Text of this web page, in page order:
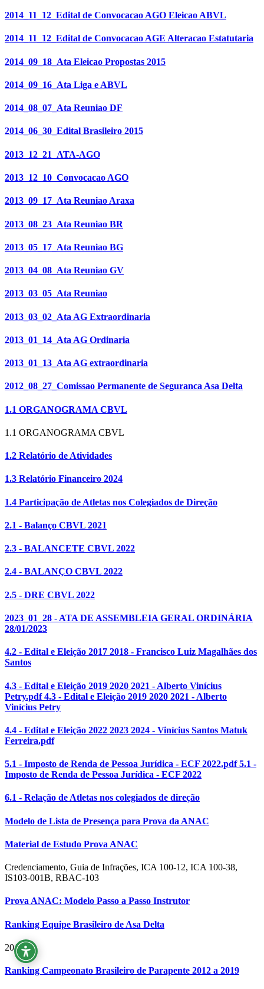
2014_11_12_Edital de Convocacao AGO Eleicao ABVL
2014_11_12_Edital de Convocacao AGE Alteracao Estatutaria
2014_09_18_Ata Eleicao Propostas 2015
2014_09_16_Ata Liga e ABVL
2014_08_07_Ata Reuniao DF
2014_06_30_Edital Brasileiro 2015
2013_12_21_ATA-AGO
2013_12_10_Convocacao AGO
2013_09_17_Ata Reuniao Araxa
2013_08_23_Ata Reuniao BR
2013_05_17_Ata Reuniao BG
2013_04_08_Ata Reuniao GV
2013_03_05_Ata Reuniao
2013_03_02_Ata AG Extraordinaria
2013_01_14_Ata AG Ordinaria
2013_01_13_Ata AG extraordinaria
2012_08_27_Comissao Permanente de Seguranca Asa Delta
1.1 ORGANOGRAMA CBVL
1.1 ORGANOGRAMA CBVL
1.2 Relatório de Atividades
1.3 Relatório Financeiro 2024
1.4 Participação de Atletas nos Colegiados de Direção
2.1 - Balanço CBVL 2021
2.3 - BALANCETE CBVL 2022
2.4 - BALANÇO CBVL 2022
2.5 - DRE CBVL 2022
2023_01_28 - ATA DE ASSEMBLEIA GERAL ORDINÁRIA
28/01/2023
4.2 - Edital e Eleição 2017 2018 - Francisco Luiz Magalhães dos
Santos
4.3 - Edital e Eleição 2019 2020 2021 - Alberto Vinícius
Petry.pdf 4.3 - Edital e Eleição 2019 2020 2021 - Alberto
Vinícius Petry
4.4 - Edital e Eleição 2022 2023 2024 - Vinícius Santos Matuk
Ferreira.pdf
5.1 - Imposto de Renda de Pessoa Jurídica - ECF 2022.pdf 5.1 -
Imposto de Renda de Pessoa Jurídica - ECF 2022
6.1 - Relação de Atletas nos colegiados de direção
Modelo de Lista de Presença para Prova da ANAC
Material de Estudo Prova ANAC
Credenciamento, Guia de Infrações, ICA 100-12, ICA 100-38,
IS103-001B, RBAC-103
Prova ANAC: Modelo Passo a Passo Instrutor
Ranking Equipe Brasileiro de Asa Delta
2019
Ranking Campeonato Brasileiro de Parapente 2012 a 2019